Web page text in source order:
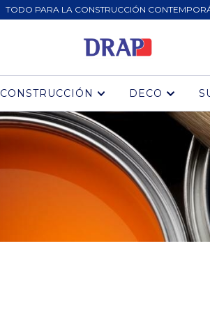
TODO PARA LA CONSTRUCCIÓN
CONSTRUCCIÓN DECO